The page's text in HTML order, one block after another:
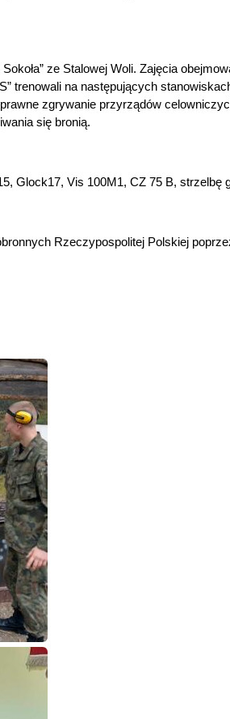
ze Stalowej Woli. Zajęcia
trenowali na następujących
zgrywanie przyrządów
się bronią.
Glock17, Vis 100M1, CZ 75 B, strzelbę
Rzeczypospolitej Polskiej